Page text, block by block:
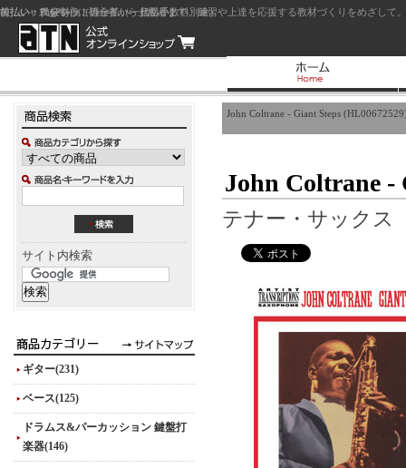
ジャズを中心に初心者から上級者まで、練習や上達を応援する教材づくりをめざし
サイト内検索
ギター(231)
ベース(125)
ドラムス&パーカッション 鍵盤打
楽器(146)
John Coltrane - Giant Steps
John Coltrane -
テナー・サックス
前払い：クレジットカード（一括払い）
後払い：代金引換（現金払い・代引手数料別途）
前払い：PayPay